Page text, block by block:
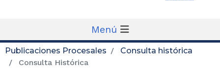
Menú
Publicaciones Procesales
Consulta histórica
Consulta Histórica